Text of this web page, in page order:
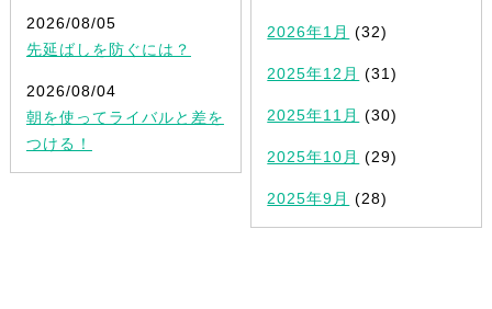
2026/08/05
先延ばしを防ぐには？
2026/08/04
朝を使ってライバルと差を
つける！
2026年1月 (32)
2025年12月 (31)
2025年11月 (30)
2025年10月 (29)
2025年9月 (28)